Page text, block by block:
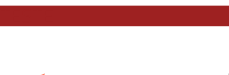
TESTE